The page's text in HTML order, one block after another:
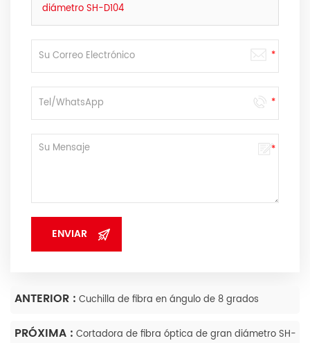
diámetro SH-D104
ANTERIOR : Cuchilla de fibra en ángulo de 8 grados
PRÓXIMA : Cortadora de fibra óptica de gran diámetro SH-